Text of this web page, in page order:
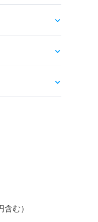
む）